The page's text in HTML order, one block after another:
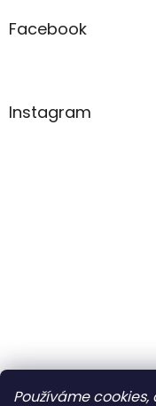
Používáme
Facebook
Instagram
Po